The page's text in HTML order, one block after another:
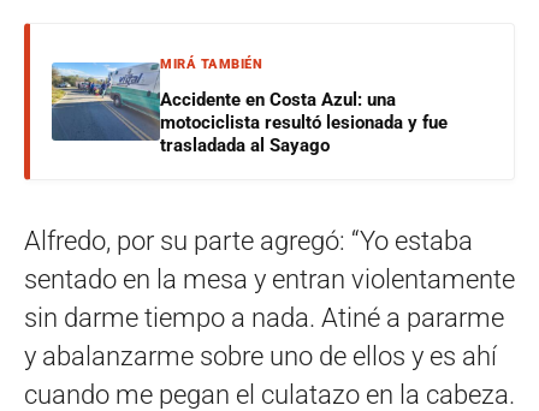
MIRÁ TAMBIÉN
Accidente en Costa Azul: una
motociclista resultó lesionada y fue
trasladada al Sayago
Alfredo, por su parte agregó: “Yo estaba
sentado en la mesa y entran violentamente
sin darme tiempo a nada. Atiné a pararme
y abalanzarme sobre uno de ellos y es ahí
cuando me pegan el culatazo en la cabeza.